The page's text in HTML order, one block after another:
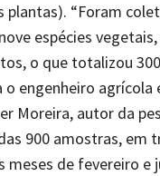
plantas). “Foram
espécies
o que totalizou
o engenheiro agrícola
Moreira, autor da
900 amostras, em
meses de fevereiro e